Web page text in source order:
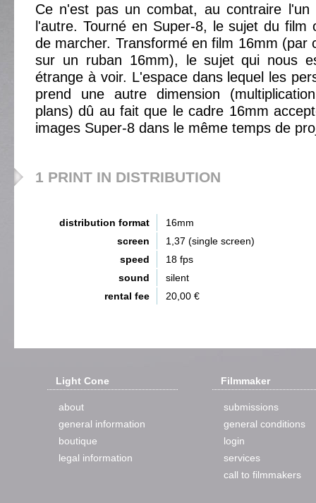
Ce n'est pas un combat, au contraire
l'autre. Tourné en Super-8, le sujet du film
de marcher. Transformé en film 16mm (par
sur un ruban 16mm), le sujet qui nous
étrange à voir. L'espace dans lequel les
prend une autre dimension
plans) dû au fait que le cadre 16mm
images Super-8 dans le même temps de
1 PRINT IN DISTRIBUTION
distribution format
16mm
screen
1,37 (single screen)
speed
18 fps
sound
silent
rental fee
20,00 €
Light Cone
about
general information
boutique
legal information
Filmmaker
submissions
general conditions
login
services
call to filmmakers